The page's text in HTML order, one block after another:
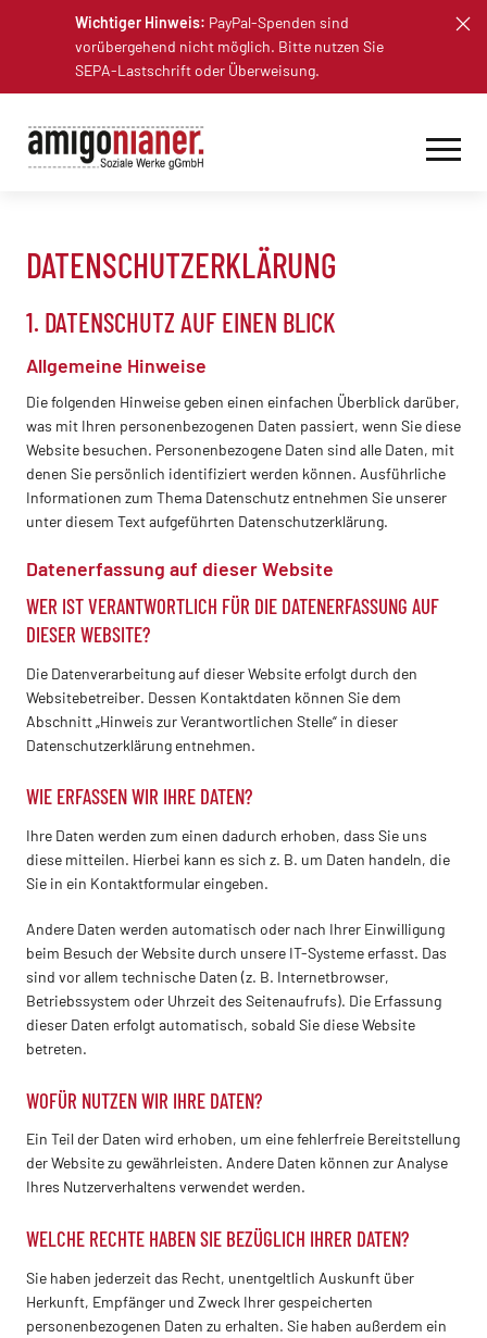
Wichtiger Hinweis: PayPal-Spenden sind
vorübergehend nicht möglich. Bitte nutzen Sie
SEPA-Lastschrift oder Überweisung.
DATENSCHUTZ­ERKLÄRUNG
1. DATENSCHUTZ AUF EINEN BLICK
Allgemeine Hinweise
Die folgenden Hinweise geben einen einfachen Überblick darüber,
was mit Ihren personenbezogenen Daten passiert, wenn Sie diese
Website besuchen. Personenbezogene Daten sind alle Daten, mit
denen Sie persönlich identifiziert werden können. Ausführliche
Informationen zum Thema Datenschutz entnehmen Sie unserer
unter diesem Text aufgeführten Datenschutzerklärung.
Datenerfassung auf dieser Website
WER IST VERANTWORTLICH FÜR DIE DATENERFASSUNG AUF
DIESER WEBSITE?
Die Datenverarbeitung auf dieser Website erfolgt durch den
Websitebetreiber. Dessen Kontaktdaten können Sie dem
Abschnitt „Hinweis zur Verantwortlichen Stelle“ in dieser
Datenschutzerklärung entnehmen.
WIE ERFASSEN WIR IHRE DATEN?
Ihre Daten werden zum einen dadurch erhoben, dass Sie uns
diese mitteilen. Hierbei kann es sich z. B. um Daten handeln, die
Sie in ein Kontaktformular eingeben.
Andere Daten werden automatisch oder nach Ihrer Einwilligung
beim Besuch der Website durch unsere IT-Systeme erfasst. Das
sind vor allem technische Daten (z. B. Internetbrowser,
Betriebssystem oder Uhrzeit des Seitenaufrufs). Die Erfassung
dieser Daten erfolgt automatisch, sobald Sie diese Website
betreten.
WOFÜR NUTZEN WIR IHRE DATEN?
Ein Teil der Daten wird erhoben, um eine fehlerfreie Bereitstellung
der Website zu gewährleisten. Andere Daten können zur Analyse
Ihres Nutzerverhaltens verwendet werden.
WELCHE RECHTE HABEN SIE BEZÜGLICH IHRER DATEN?
Sie haben jederzeit das Recht, unentgeltlich Auskunft über
Herkunft, Empfänger und Zweck Ihrer gespeicherten
personenbezogenen Daten zu erhalten. Sie haben außerdem ein